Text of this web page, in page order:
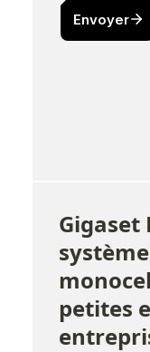
Gigaset
système
petites